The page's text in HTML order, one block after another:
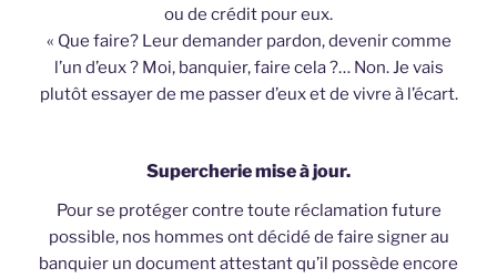
ou de crédit pour eux.
« Que faire? Leur demander pardon, devenir comme
l’un d’eux ? Moi, banquier, faire cela ?… Non. Je vais
plutôt essayer de me passer d’eux et de vivre à l’écart.
Supercherie mise à jour.
Pour se protéger contre toute réclamation future
possible, nos hommes ont décidé de faire signer au
banquier un document attestant qu’il possède encore